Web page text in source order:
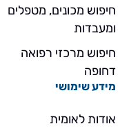
חיפוש מכונים, מטפלים
ומעבדות
חיפוש מרכזי רפואה
דחופה
מידע שימושי
אודות לאומית